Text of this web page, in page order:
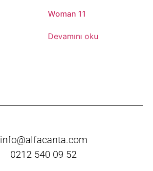
Woman 11
Devamını oku
info@alfacanta.com
0212 540 09 52